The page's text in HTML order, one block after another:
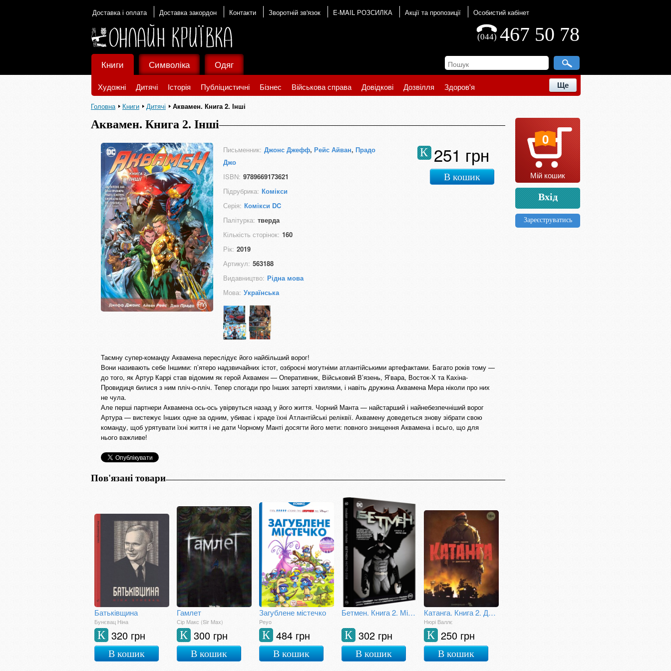
Доставка і оплата Доставка закордон Контакти Зворотній зв'язок E-MAIL РОЗСИЛКА Акції та пропозиції Особистий кабінет
467 50 78
(044)
Книги
Художні Дитячі Історія Публіцистичні Бізнес Військова справа Довідкові Дозвілля Здоров'я Ще
Символіка Одяг
Головна Книги Дитячі Аквамен. Книга 2. Інші
Аквамен. Книга 2. Інші
Письменник: Джонс Джефф, Рейс Айван, Прадо
Джо
ISBN: 9789669173621
Підрубрика: Комікси
Серія: Комікси DC
Палітурка: тверда
Кількість сторінок: 160
Рік: 2019
Артикул: 563188
Видавництво: Рідна мова
Мова: Українська
251 грн
К
В кошик
Таємну супер-команду Аквамена переслідує його найбільший ворог!
Вони називають себе Іншими: п’ятеро надзвичайних істот, озброєні могутніми атлантійськими артефактами. Багато років тому —
до того, як Артур Каррі став відомим як герой Аквамен — Оперативник, Військовий В’язень, Я’вара, Восток-Х та Кахіна-
Провидиця билися з ним пліч-о-пліч. Тепер спогади про Інших затерті хвилями, і навіть дружина Аквамена Мера ніколи про них
не чула.
Але перші партнери Аквамена ось-ось увірвуться назад у його життя. Чорний Манта — найстарший і найнебезпечніший ворог
Артура — вистежує Інших одне за одним, убиває і краде їхні Атлантійські реліквії. Аквамену доведеться знову зібрати свою
команду, щоб урятувати їхні життя і не дати Чорному Манті досягти його мети: повного знищення Аквамена і всьго, що для
нього важливе!
Пов'язані товари
Батьківщина
Бунєвац Ніна
320 грн
К
В кошик
Гамлет
Сір Макс (Sir Max)
300 грн
К
В кошик
Загублене містечко
Peyo
484 грн
К
В кошик
Бетмен. Книга 2. Місто сов
302 грн
К
В кошик
Катанга. Книга 2. Дипломатія
Нюрі Валлє
250 грн
К
В кошик
0
Мій кошик
Вхід
Зареєструватись